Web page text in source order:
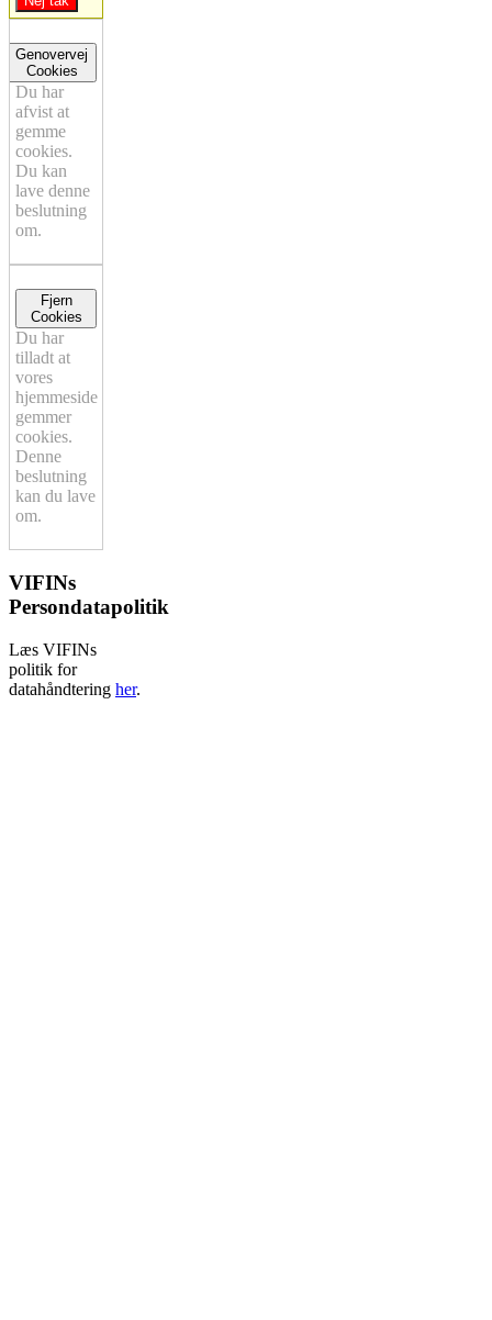
Genovervej
Cookies
Du har
afvist at
gemme
cookies.
Du kan
lave denne
beslutning
om.
Fjern
Cookies
Du har
tilladt at
vores
hjemmeside
gemmer
cookies.
Denne
beslutning
kan du lave
om.
VIFINs
Persondatapolitik
Læs VIFINs
politik for
datahåndtering her.